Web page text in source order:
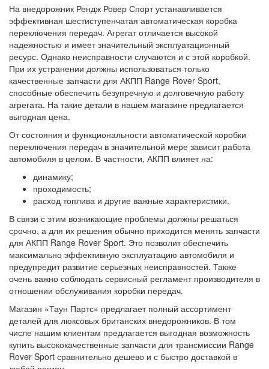
На внедорожник Рендж Ровер Спорт устанавливается
эффективная шестиступенчатая автоматическая коробка
переключения передач. Агрегат отличается высокой
надежностью и имеет значительный эксплуатационный
ресурс. Однако неисправности случаются и с этой коробкой.
При их устранении должны использоваться только
качественные запчасти для АКПП Range Rover Sport,
способные обеспечить безупречную и долговечную работу
агрегата. На такие детали в нашем магазине предлагается
выгодная цена.
От состояния и функциональности автоматической коробки
переключения передач в значительной мере зависит работа
автомобиля в целом. В частности, АКПП влияет на:
динамику;
проходимость;
расход топлива и другие важные характеристики.
В связи с этим возникающие проблемы должны решаться
срочно, а для их решения обычно приходится менять запчасти
для АКПП Range Rover Sport. Это позволит обеспечить
максимально эффективную эксплуатацию автомобиля и
предупредит развитие серьезных неисправностей. Также
очень важно соблюдать сервисный регламент производителя в
отношении обслуживания коробки передач.
Магазин «Таун Партс» предлагает полный ассортимент
деталей для люксовых британских внедорожников. В том
числе нашим клиентам предлагается выгодная возможность
купить высококачественные запчасти для трансмиссии Range
Rover Sport сравнительно дешево и с быстро доставкой в